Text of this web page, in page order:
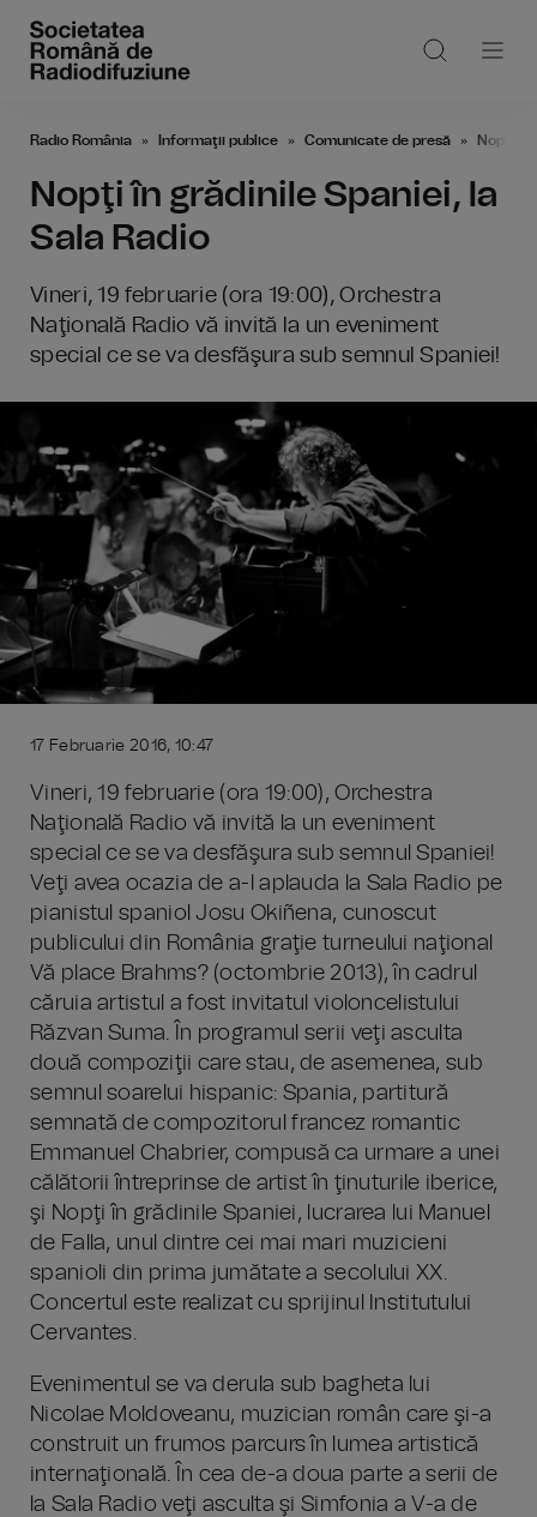
Radio România Informaţii publice Comunicate de presă Nopţi în
Nopţi în grădinile Spaniei, la
Sala Radio
Vineri, 19 februarie (ora 19:00), Orchestra
Naţională Radio vă invită la un eveniment
special ce se va desfăşura sub semnul Spaniei!
17 Februarie 2016, 10:47
Vineri, 19 februarie (ora 19:00), Orchestra
Naţională Radio vă invită la un eveniment
special ce se va desfăşura sub semnul Spaniei!
Veţi avea ocazia de a-l aplauda la Sala Radio pe
pianistul spaniol Josu Okiñena, cunoscut
publicului din România graţie turneului naţional
Vă place Brahms? (octombrie 2013), în cadrul
căruia artistul a fost invitatul violoncelistului
Răzvan Suma. În programul serii veţi asculta
două compoziţii care stau, de asemenea, sub
semnul soarelui hispanic: Spania, partitură
semnată de compozitorul francez romantic
Emmanuel Chabrier, compusă ca urmare a unei
călătorii întreprinse de artist în ţinuturile iberice,
şi Nopţi în grădinile Spaniei, lucrarea lui Manuel
de Falla, unul dintre cei mai mari muzicieni
spanioli din prima jumătate a secolului XX.
Concertul este realizat cu sprijinul Institutului
Cervantes.
Evenimentul se va derula sub bagheta lui
Nicolae Moldoveanu, muzician român care şi-a
construit un frumos parcurs în lumea artistică
internaţională. În cea de-a doua parte a serii de
la Sala Radio veţi asculta şi Simfonia a V-a de